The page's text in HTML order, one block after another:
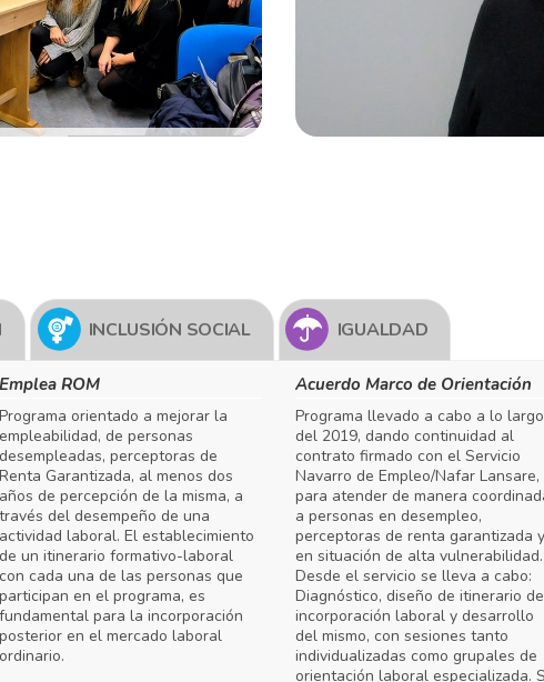
INCLUSIÓN SOCIAL IGUALDAD
Emplea ROM
Programa orientado a mejorar la
empleabilidad, de personas
desempleadas, perceptoras de
Renta Garantizada, al menos dos
años de percepción de la misma, a
través del desempeño de una
actividad laboral. El establecimiento
de un itinerario formativo-laboral
con cada una de las personas que
participan en el programa, es
fundamental para la incorporación
posterior en el mercado laboral
ordinario.
Acuerdo Marco de Orientación
Programa llevado a cabo a lo largo
del 2019, dando continuidad al
contrato firmado con el Servicio
Navarro de Empleo/Nafar Lansare,
para atender de manera
a personas en desempleo,
perceptoras de renta garantizada y
en situación de alta vulnerabilidad.
Desde el servicio se lleva a cabo:
Diagnóstico, diseño de itinerario de
incorporación laboral y desarrollo
del mismo, con sesiones tanto
individualizadas como grupales de
orientación laboral especializada.